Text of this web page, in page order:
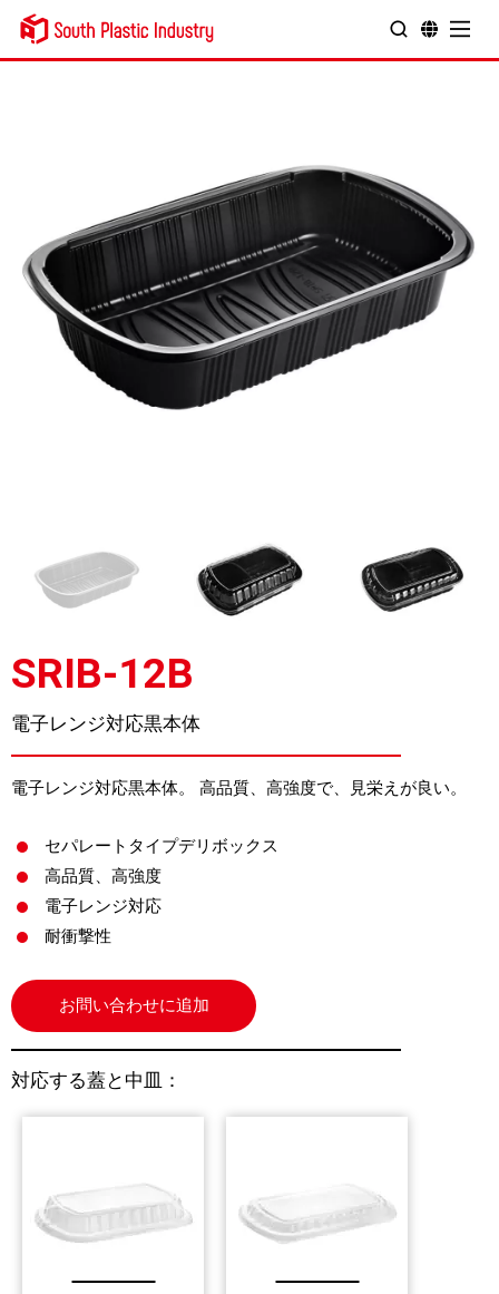
SRIB-12B
電子レンジ対応黒本体
電子レンジ対応黒本体。 高品質、高強度で、見栄えが良い。
セパレートタイプデリボックス
高品質、高強度
電子レンジ対応
耐衝撃性
お問い合わせに追加
対応する蓋と中皿：